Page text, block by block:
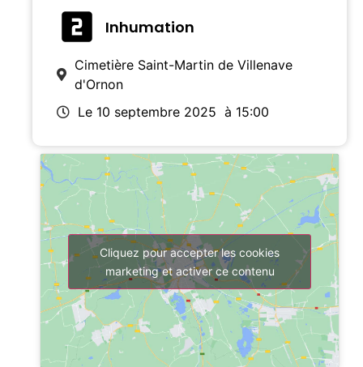
Inhumation
Cimetière Saint-Martin de Villenave
d'Ornon
Le 10 septembre 2025 à 15:00
Cliquez pour accepter les cookies
marketing et activer ce contenu